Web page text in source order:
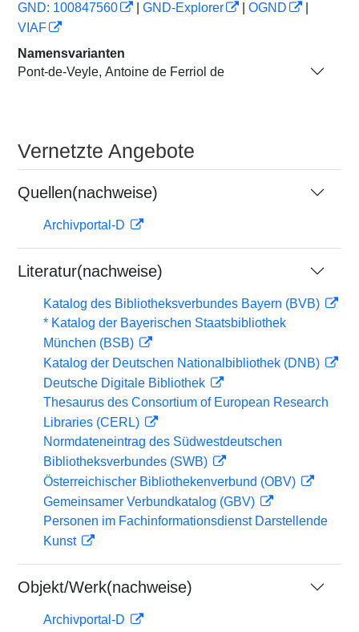
GND: 100847560
GND-Explorer OGND
VIAF
Namensvarianten
Pont-de-Veyle, Antoine de Ferriol de
Vernetzte Angebote
Quellen(nachweise)
Archivportal-D
Literatur(nachweise)
Katalog des Bibliotheksverbundes Bayern (BVB)
* Katalog der Bayerischen Staatsbibliothek
München (BSB)
Katalog der Deutschen Nationalbibliothek (DNB)
Deutsche Digitale Bibliothek
Thesaurus des Consortium of European Research
Libraries (CERL)
Normdateneintrag des Südwestdeutschen
Bibliotheksverbundes (SWB)
Österreichischer Bibliothekenverbund (OBV)
Gemeinsamer Verbundkatalog (GBV)
Personen im Fachinformationsdienst Darstellende
Kunst
Objekt/Werk(nachweise)
Archivportal-D